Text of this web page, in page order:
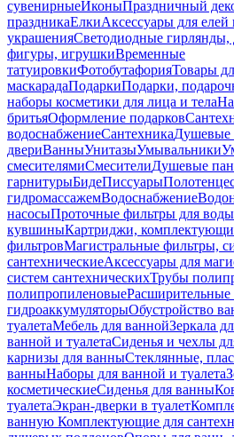
сувенирныеИконыПраздничный
праздникаЕлкиАксессуары для
украшенияСветодиодные гирлянды,
фигуры, игрушкиВременные
татуировкиФотобутафорияТовары
маскарадаПодаркиПодарки,
наборы косметики для лица и тела
бритьяОформление подарков
водоснабжениеСантехникаДушевые
двериВанныУнитазыУмывальники
смесителямиСмесителиДушевые
гарнитурыБидеПиссуары
гидромассажемВодоснабжение
насосыПроточные фильтры для воды
кувшиныКартриджи,
фильтровМагистральные фильтры,
сантехническиеАксессуары для
систем сантехническихТрубы
полипропиленовыеРасширительные
гидроаккумуляторыОбустройство
туалетаМебель для ваннойЗеркала
ванной и туалетаСиденья и чехлы
карнизы для ванныСтеклянные,
ванныНаборы для ванной и туалета
косметическиеСиденья для ванны
туалетаЭкран-дверки в туалет
ванную Комплектующие для